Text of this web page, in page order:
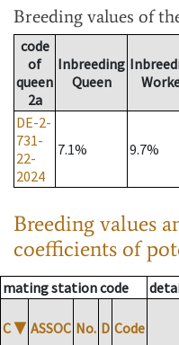
Breeding values of
code
of
queen
2a
Inbreeding
Queen
DE-2-
731-
22-
2024
7.1% 9.7%
Breeding values
coefficients of
mating station code
C ▼ ASSOC No. D Code